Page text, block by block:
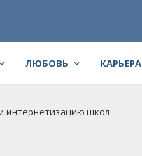
ЛЮБОВЬ КАРЬЕРА
интернетизацию школ